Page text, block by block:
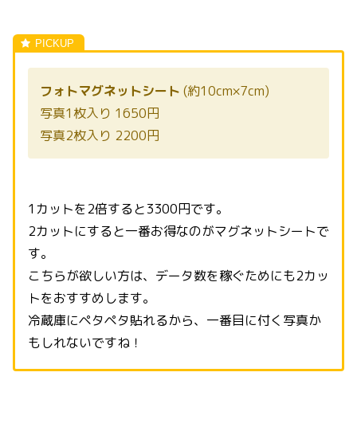
フォトマグネットシート (約10cm×7cm)
写真1枚入り 1650円
写真2枚入り 2200円
1カットを2倍すると3300円です。
2カットにすると一番お得なのがマグネットシートで
す。
こちらが欲しい方は、データ数を稼ぐためにも2カッ
トをおすすめします。
冷蔵庫にペタペタ貼れるから、一番目に付く写真か
もしれないですね！